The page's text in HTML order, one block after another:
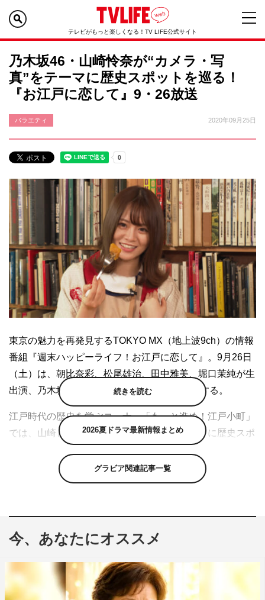
テレビがもっと楽しくなる！TV LIFE公式サイト
乃木坂46・山崎怜奈が“カメラ・写
真”をテーマに歴史スポットを巡る！
『お江戸に恋して』9・26放送
バラエティ 2020年09月25日
東京の魅力を再発見するTOKYO MX（地上波9ch）の情報
番組『週末ハッピーライフ！お江戸に恋して』。9月26日
（土）は、朝比奈彩、松尾雄治、田中雅美、堀口茉純が生
出演、乃木坂46・山崎怜奈がロケVTRに出演する。
江戸時代の歴史を学ぶコーナー「もっと進め！江戸小町」
では、山崎と堀口が「カメラ・写真」をテーマに歴史スポ
続きを読む
2026夏ドラマ最新情報まとめ
グラビア関連記事一覧
今、あなたにオススメ